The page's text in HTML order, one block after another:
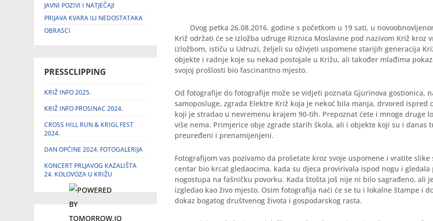
JAVNI POZIVI I NATJEČAJI
PRIJAVA KVARA ILI NEDOSTATAKA
OBRASCI
PRESSCLIPPING
KRIŽ INFO 2025.
KRIŽ INFO PROSINAC 2024.
CROSS HILL RUN & KRIGL FEST
2024.
DAN OPĆINE 2024. FOTOGALERIJA
KONCERT PRLJAVOG KAZALIŠTA
24. KOLOVOZA U KRIŽU
Ovog petka 26.08.2016. godine s početkom u 19 sati, u
Križ održati će se izložba udruge Riznica Moslavine pod nazivom Križ kroz
izložbom, ističu u Udruzi, željeli su oživjeti uspomene starijih generacija
objekte i radnje koje su nekad postojale u Križu, ali također mlađima
svojoj prošlosti bio fascinantno mjesto.
Od fotografije do fotografije može se vidjeti poznata Gjurinova gostionica,
samoposluge, zgrada Elektre Križ koja je nekoć bila manja, drvored ispred
koji je stradao u nevremenu krajem 90-tih. Prepoznat ćete i mnoge druge
više nema. Primjerice obje zgrade starih škola, ali i objekte koji su i danas
preuređeni i prenamijenjeni.
Fotografijom vas pozivamo da prošetate kroz svoje uspomene i vratite slike
centar bio krcat gledaocima, kada su djeca provirivala ispod nogu i gledala
nogostupa na fašničku povorku. Kada štošta još nije ni bilo sagrađeno, ali
izgledao kao živo mjesto. Osim fotografija naći će se tu i lokalne štampe i
dokaz bogatog društvenog života i gospodarskog rasta.